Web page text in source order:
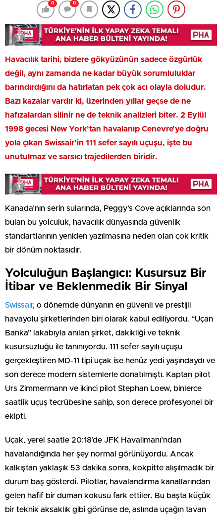
0 0
Havacılık tarihi, bizlere gökyüzünün sadece özgürlük
değil, aynı zamanda ne kadar büyük sorumluluklar
barındırdığını da hatırlatan pek çok acı olayla doludur.
Bazı kazalar vardır ki, üzerinden yıllar geçse de ne
hafızalardan silinir ne de teknik analizleri biter. 2 Eylül
1998 gecesi New York’tan havalanıp Cenevre’ye doğru
yola çıkan Swissair’in 111 sefer sayılı uçuşu, işte bu
unutulmaz ve sarsıcı trajedilerden biridir.
Kanada’nın serin sularında, Peggy’s Cove açıklarında son
bulan bu yolculuk, havacılık dünyasında güvenlik
standartlarının yeniden yazılmasına neden olan çok kritik
bir dönüm noktasıdır.
Yolculuğun Başlangıcı: Kusursuz Bir
İtibar ve Beklenmedik Bir Sinyal
Swissair, o dönemde dünyanın en güvenli ve prestijli
havayolu şirketlerinden biri olarak kabul ediliyordu. “Uçan
Banka” lakabıyla anılan şirket, dakikliği ve teknik
kusursuzluğu ile tanınıyordu. 111 sefer sayılı uçuşu
gerçekleştiren MD-11 tipi uçak ise henüz yedi yaşındaydı ve
son derece modern sistemlerle donatılmıştı. Kaptan pilot
Urs Zimmermann ve ikinci pilot Stephan Loew, binlerce
saatlik uçuş tecrübesine sahip, son derece profesyonel bir
ekipti.
Uçak, yerel saatle 20:18’de JFK Havalimanı’ndan
havalandığında her şey normal görünüyordu. Ancak
kalkıştan yaklaşık 53 dakika sonra, kokpitte alışılmadık bir
durum baş gösterdi. Pilotlar, havalandırma kanallarından
gelen hafif bir duman kokusu fark ettiler. Bu başta küçük
bir teknik aksaklık gibi görünse de, aslında uçağın tavan